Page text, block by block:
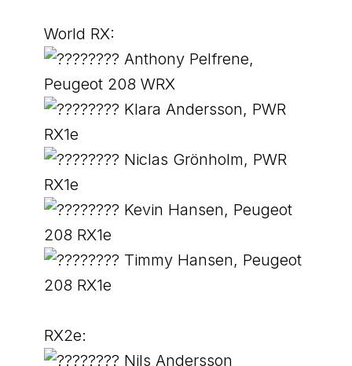
World RX:
Anthony Pelfrene,
Peugeot 208 WRX
Klara Andersson, PWR
RX1e
Niclas Grönholm, PWR
RX1e
Kevin Hansen, Peugeot
208 RX1e
Timmy Hansen, Peugeot
208 RX1e
RX2e:
Nils Andersson